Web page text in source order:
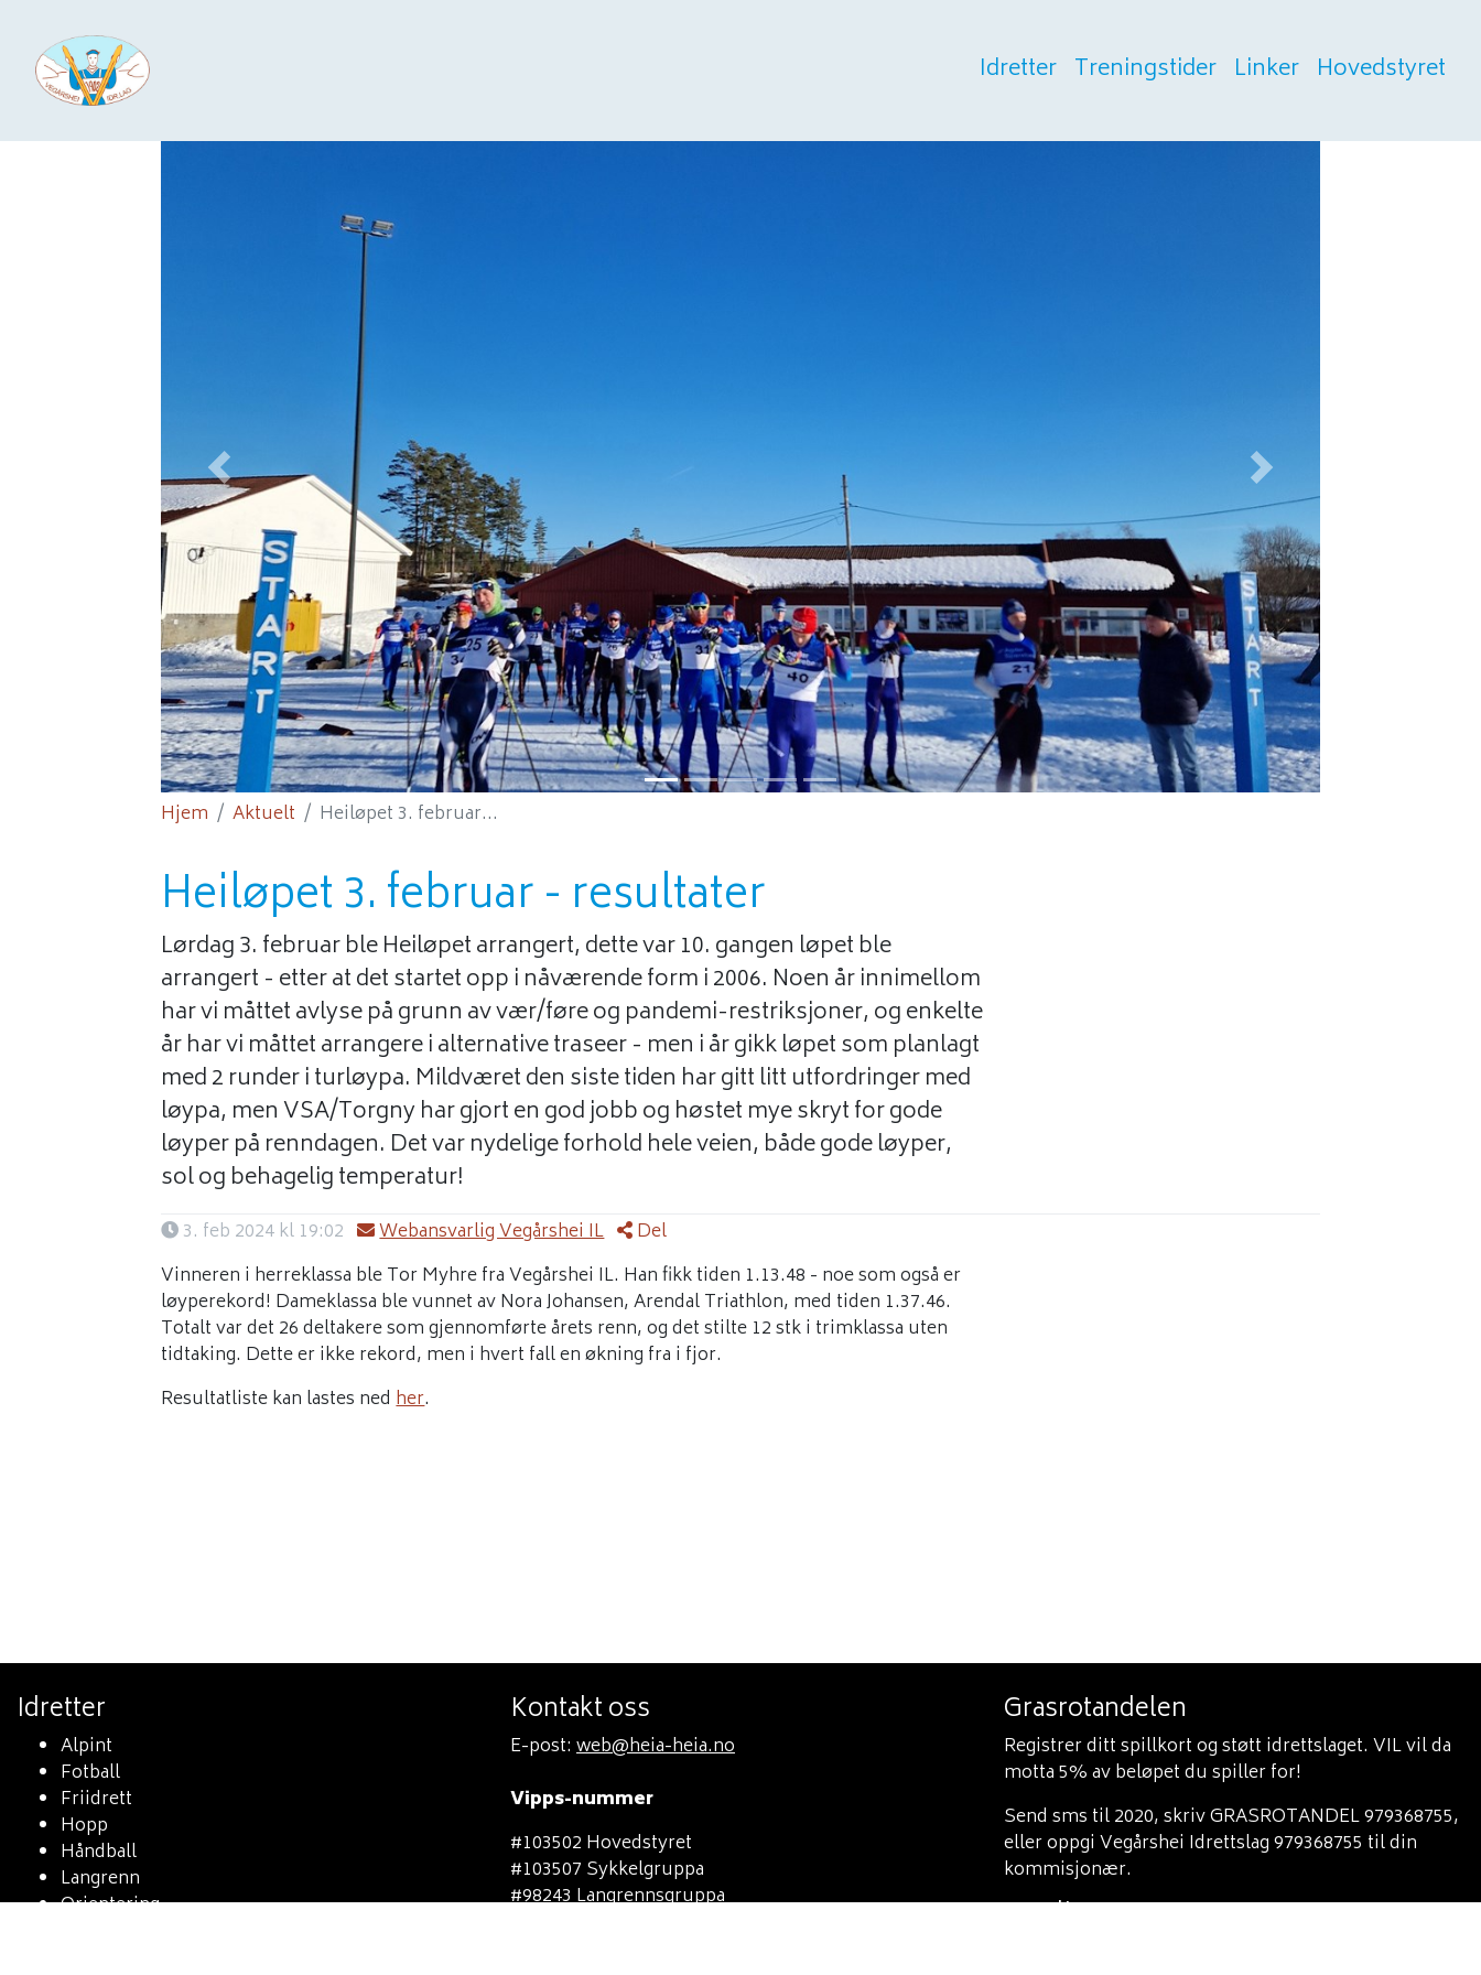
Idretter Treningstider Linker Hovedstyret
Previous Next
Hjem Aktuelt Heiløpet 3. februar...
Heiløpet 3. februar - resultater
Lørdag 3. februar ble Heiløpet arrangert, dette var 10. gangen løpet ble
arrangert - etter at det startet opp i nåværende form i 2006. Noen år innimellom
har vi måttet avlyse på grunn av vær/føre og pandemi-restriksjoner, og enkelte
år har vi måttet arrangere i alternative traseer - men i år gikk løpet som planlagt
med 2 runder i turløypa. Mildværet den siste tiden har gitt litt utfordringer med
løypa, men VSA/Torgny har gjort en god jobb og høstet mye skryt for gode
løyper på renndagen. Det var nydelige forhold hele veien, både gode løyper,
sol og behagelig temperatur!
3. feb 2024 kl 19:02 Webansvarlig Vegårshei IL
Del
Vinneren i herreklassa ble Tor Myhre fra Vegårshei IL. Han fikk tiden 1.13.48 - noe som også er
løyperekord! Dameklassa ble vunnet av Nora Johansen, Arendal Triathlon, med tiden 1.37.46.
Totalt var det 26 deltakere som gjennomførte årets renn, og det stilte 12 stk i trimklassa uten
tidtaking. Dette er ikke rekord, men i hvert fall en økning fra i fjor.
Resultatliste kan lastes nedher.
Idretter
Alpint
Fotball
Friidrett
Hopp
Håndball
Langrenn
Orientering
Kontakt oss
E-post: web@heia-heia.no
Vipps-nummer
#103502 Hovedstyret
#103507 Sykkelgruppa
#98243 Langrennsgruppa
Grasrotandelen
Registrer ditt spillkort og støtt idrettslaget. VIL vil da
motta 5% av beløpet du spiller for!
Send sms til 2020, skriv GRASROTANDEL 979368755,
eller oppgi Vegårshei Idrettslag 979368755 til din
kommisjonær.
Varsling